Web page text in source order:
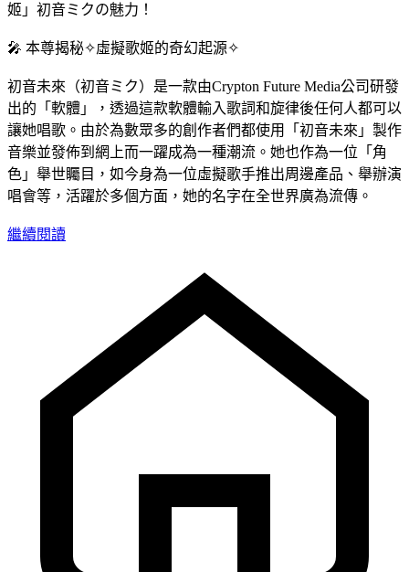
姬」初音ミクの魅力！
​🎤 本尊揭秘✧​虛擬歌姬的奇幻起源​✧​
初音未來（初音ミク）是一款由Crypton Future Media公司研發
出的「軟體」，透過這款軟體輸入歌詞和旋律後任何人都可以
讓她唱歌。由於為數眾多的創作者們都使用「初音未來」製作
音樂並發佈到網上而一躍成為一種潮流。她也作為一位「角
色」舉世矚目，如今身為一位虛擬歌手推出周邊產品、舉辦演
唱會等，活躍於多個方面，她的名字在全世界廣為流傳。
繼續閱讀